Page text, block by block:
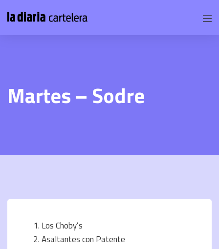
Martes – Sodre
Los Choby’s
Asaltantes con Patente